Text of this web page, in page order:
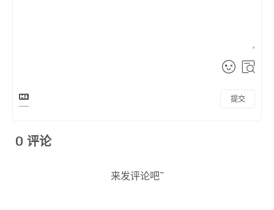
提交
0 评论
来发评论吧~